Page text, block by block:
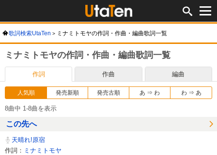
歌詞検索UtaTen ミナミトモヤの作詞・作曲・編曲歌詞一覧
ミナミトモヤの作詞・作曲・編曲歌詞一覧
作詞 作曲 編曲
人気順 発売新順 発売古順 あ ⇒ わ わ ⇒ あ
8曲中 1-8曲を表示
この先へ
天晴れ!原宿
作詞： ミナミトモヤ